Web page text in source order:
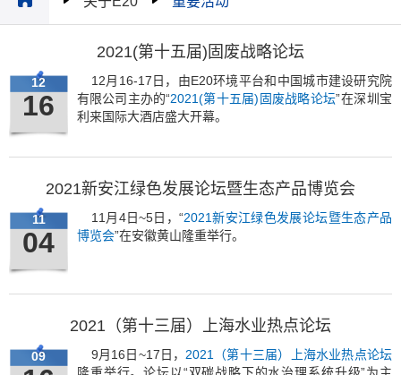
2021(第十五届)固废战略论坛
12
16
12月16-17日，由E20环境平台和中国城市建设研究院
有限公司主办的“2021(第十五届)固废战略论坛”在深圳宝
利来国际大酒店盛大开幕。
2021新安江绿色发展论坛暨生态产品博览会
11
04
11月4日~5日，“2021新安江绿色发展论坛暨生态产品
博览会”在安徽黄山隆重举行。
2021（第十三届）上海水业热点论坛
09 9月16日~17日， 2021（第十三届）上海水业热点论坛